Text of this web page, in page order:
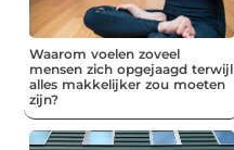
Waarom voelen zoveel
mensen zich opgejaagd terwijl
alles makkelijker zou moeten
zijn?